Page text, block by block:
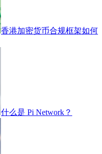
香港加密货币合规框架如何
什么是 Pi Network？